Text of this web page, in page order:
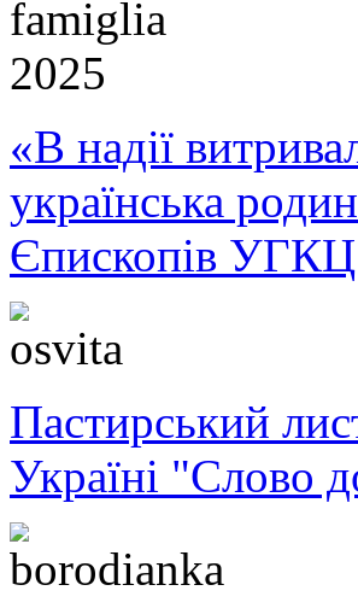
«В надії
українська
Єпископів
Пастирський
Україні "Слово